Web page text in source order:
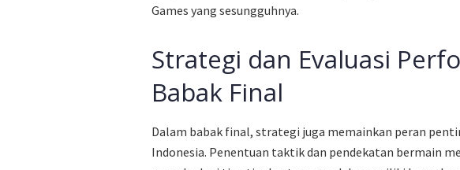
Games yang sesungguhnya.
Strategi dan Evaluasi
Babak Final
Dalam babak final, strategi juga memainkan peran
Indonesia. Penentuan taktik dan pendekatan bermain